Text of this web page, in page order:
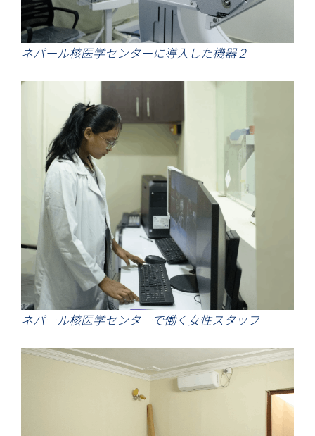
ネパール核医学センターに導入した機器２
ネパール核医学センターで働く女性スタッフ